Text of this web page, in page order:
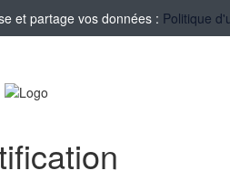
et partage vos données : Politique